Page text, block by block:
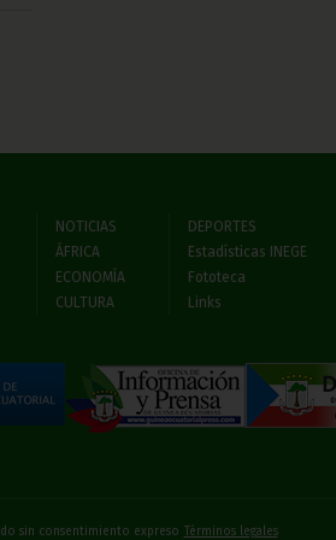
NOTICIAS
ÁFRICA
ECONOMÍA
CULTURA
DEPORTES
Estadísticas INEGE
Fototeca
Links
sin consentimiento expreso Términos legales